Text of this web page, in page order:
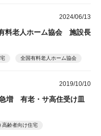
2024/06/13
料老人ホーム協会 施設長
全国有料老人ホーム協会
2019/10/10
増 有老・サ高住受け皿
高齢者向け住宅